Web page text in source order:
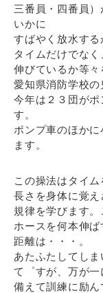
三番員・四番員
いかに
すばやく放水する
タイムだけでな
伸びているか等々
愛知県消防学校の
今年は２３団が
す。
ポンプ車のほか
ます。
この操法はタイ
長さを身体に覚え
規律を学びます
ホースを何本伸
距離は・・・。
あたふたしてし
て゜すが、万が一
備えて訓練に励ん